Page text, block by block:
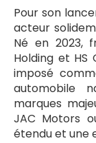
Pour son
acteur
Né en 2023,
Holding et HS
imposé
automobile
marques
JAC Motors
étendu et une